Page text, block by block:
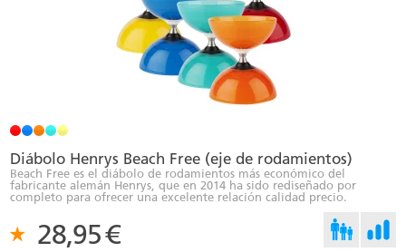
Diábolo Henrys Beach Free (eje de rodamientos)
Beach Free es el diábolo de rodamientos más económico del
fabricante alemán Henrys, que en 2014 ha sido rediseñado por
completo para ofrecer una excelente relación calidad precio.
28,95€